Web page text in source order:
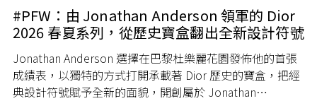
#PFW：由 Jonathan Anderson 領軍的 Dior
2026 春夏系列，從歷史寶盒翻出全新設計符號
Jonathan Anderson 選擇在巴黎杜樂麗花園發佈他的首張
成績表，以獨特的方式打開承載著 Dior 歷史的寶盒，把經
典設計符號賦予全新的面貌，開創屬於 Jonathan